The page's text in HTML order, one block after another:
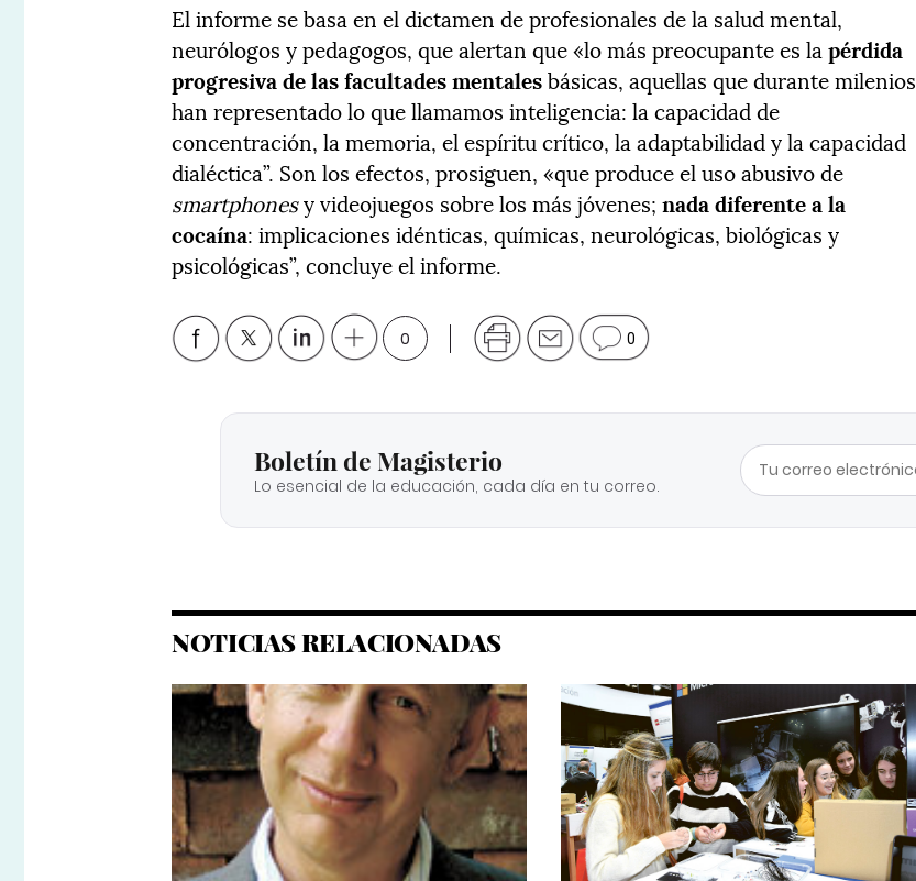
El informe se basa en el dictamen de profesionales de la salud mental,
neurólogos y pedagogos, que alertan que «lo más preocupante es lapérdida
progresiva de las facultades mentalesbásicas, aquellas que durante milenios
han representado lo que llamamos inteligencia: la capacidad de
concentración, la memoria, el espíritu crítico, la adaptabilidad y la capacidad
dialéctica”. Son los efectos, prosiguen, «que produce el uso abusivo de
smartphonesy videojuegos sobre los más jóvenes;nada diferente a la
cocaína: implicaciones idénticas, químicas, neurológicas, biológicas y
psicológicas”, concluye el informe.
0 0
Boletín de Magisterio
Lo esencial de la educación, cada día en tu correo.
NOTICIAS RELACIONADAS